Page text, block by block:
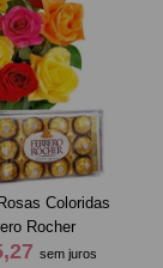
Rocher
sem juros